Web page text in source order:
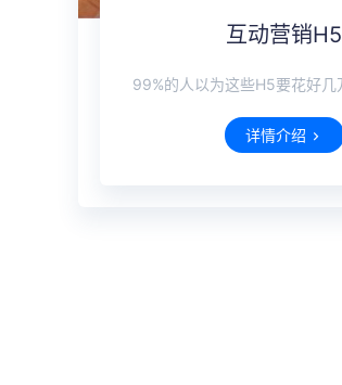
互动营销H5
详情介绍